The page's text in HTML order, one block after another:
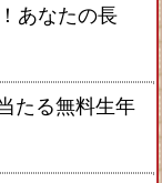
あなたの長
たる無料生年